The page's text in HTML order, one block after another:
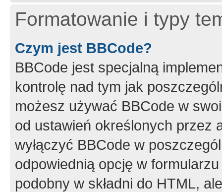
Formatowanie i typy
Czym jest BBCode?
BBCode jest specjalną
kontrolę nad tym jak
możesz używać BBCode w
od ustawień określonych przez
wyłączyć BBCode w
odpowiednią opcję w
podobny w składni do HTML,